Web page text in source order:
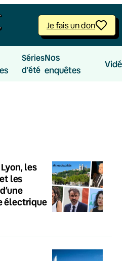
Je fais un don
Séries
d’été
Nos
enquêtes
les
les
électrique